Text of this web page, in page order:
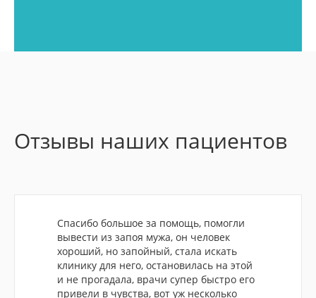
Отзывы наших пациентов
Спасибо большое за помощь, помогли
вывести из запоя мужа, он человек
хороший, но запойный, стала искать
клинику для него, остановилась на этой
и не прогадала, врачи супер быстро его
привели в чувства, вот уж несколько